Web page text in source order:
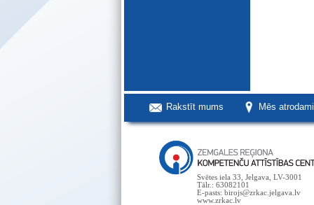
Rakstīt mums Mēs
Svētes iela 33, Jelgava, LV-3001
Tālr.: 63082101
E-pasts: birojs@zrkac.jelgava.lv
www.zrkac.lv